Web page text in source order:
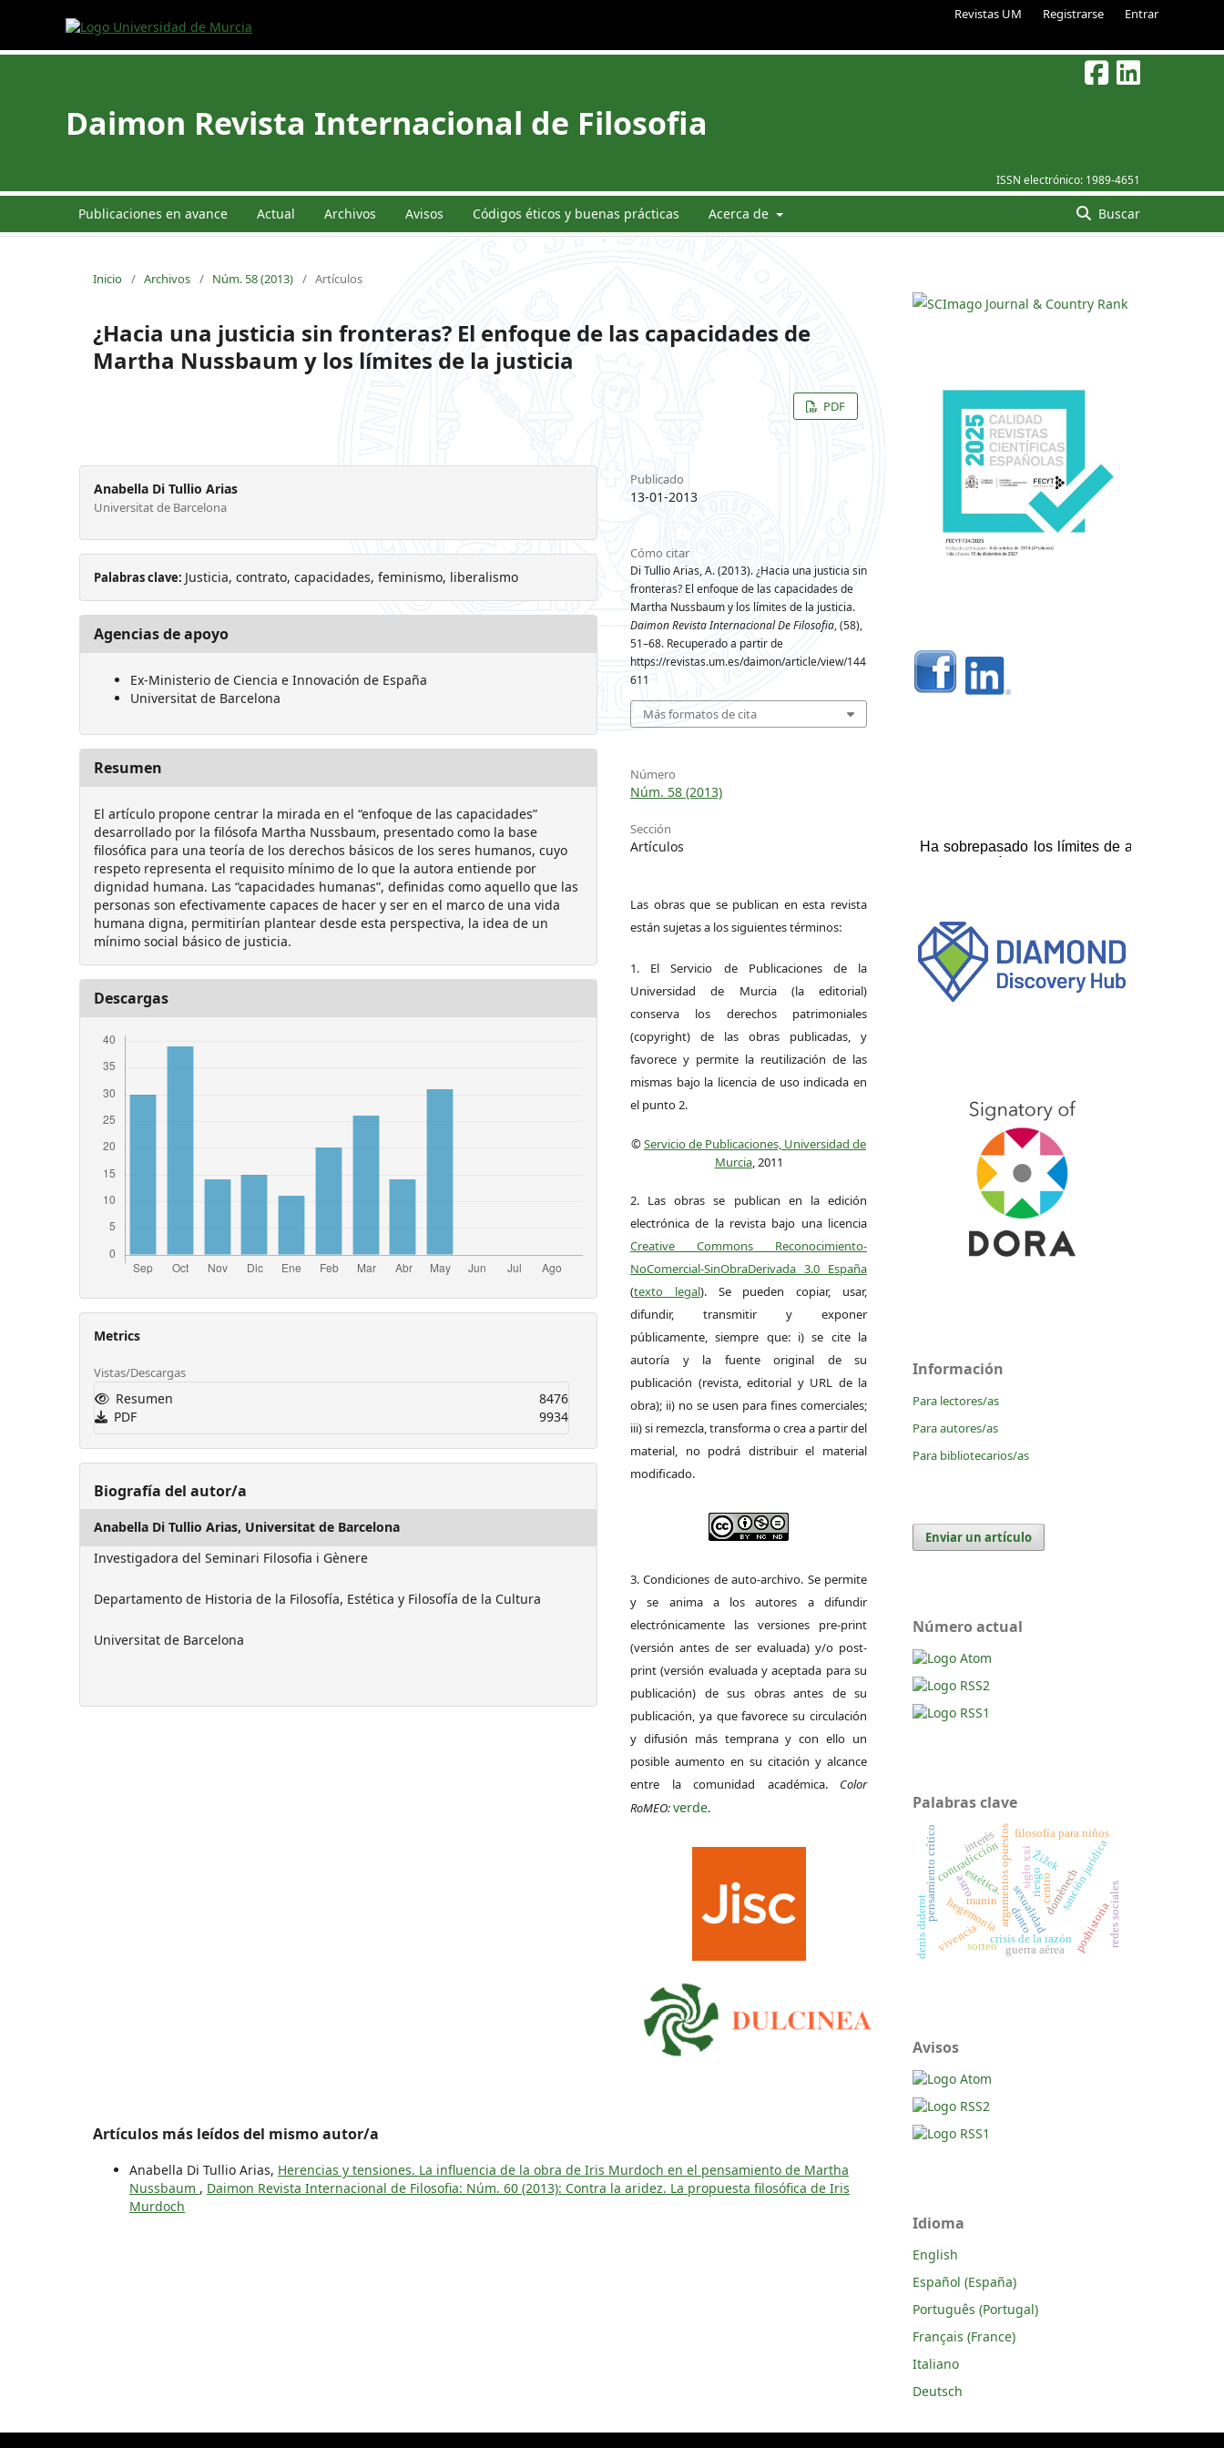
Revistas UM Registrarse Entrar
ISSN electrónico: 1989-4651
Daimon Revista Internacional de Filosofia
Publicaciones en avance Actual Archivos Avisos Códigos éticos y buenas prácticas Acerca de Buscar
Inicio / Archivos / Núm. 58 (2013) / Artículos
¿Hacia una justicia sin fronteras? El enfoque de las capacidades de
Martha Nussbaum y los límites de la justicia
PDF
Anabella Di Tullio Arias
Universitat de Barcelona
Palabras clave: Justicia, contrato, capacidades, feminismo, liberalismo
Agencias de apoyo
Ex-Ministerio de Ciencia e Innovación de España
Universitat de Barcelona
Resumen
El artículo propone centrar la mirada en el “enfoque de las capacidades”
desarrollado por la filósofa Martha Nussbaum, presentado como la base
filosófica para una teoría de los derechos básicos de los seres humanos, cuyo
respeto representa el requisito mínimo de lo que la autora entiende por
dignidad humana. Las “capacidades humanas”, definidas como aquello que las
personas son efectivamente capaces de hacer y ser en el marco de una vida
humana digna, permitirían plantear desde esta perspectiva, la idea de un
mínimo social básico de justicia.
Descargas
Metrics
Vistas/Descargas
Resumen
8476
PDF
9934
Biografía del autor/a
Anabella Di Tullio Arias, Universitat de Barcelona
Investigadora del Seminari Filosofia i Gènere
Departamento de Historia de la Filosofía, Estética y Filosofía de la Cultura
Universitat de Barcelona
Publicado
13-01-2013
Cómo citar
Di Tullio Arias, A. (2013). ¿Hacia una justicia sin
fronteras? El enfoque de las capacidades de
Martha Nussbaum y los límites de la justicia.
Daimon Revista Internacional De Filosofia, (58),
51–68. Recuperado a partir de
https://revistas.um.es/daimon/article/view/144
611
Más formatos de cita
Número
Núm. 58 (2013)
Sección
Artículos
Las obras que se publican en esta revista
están sujetas a los siguientes términos:
1. El Servicio de Publicaciones de la
Universidad de Murcia (la editorial)
conserva los derechos patrimoniales
(copyright) de las obras publicadas, y
favorece y permite la reutilización de las
mismas bajo la licencia de uso indicada en
el punto 2.
©Servicio de Publicaciones, Universidad de
Murcia, 2011
2. Las obras se publican en la edición
electrónica de la revista bajo una licencia
Creative Commons Reconocimiento-
NoComercial-SinObraDerivada 3.0 España
(texto legal). Se pueden copiar, usar,
difundir, transmitir y exponer
públicamente, siempre que: i) se cite la
autoría y la fuente original de su
publicación (revista, editorial y URL de la
obra); ii) no se usen para fines comerciales;
iii) si remezcla, transforma o crea a partir del
material, no podrá distribuir el material
modificado.
3. Condiciones de auto-archivo. Se permite
y se anima a los autores a difundir
electrónicamente las versiones pre-print
(versión antes de ser evaluada) y/o post-
print (versión evaluada y aceptada para su
publicación) de sus obras antes de su
publicación, ya que favorece su circulación
y difusión más temprana y con ello un
posible aumento en su citación y alcance
entre la comunidad académica. Color
RoMEO:verde.
Artículos más leídos del mismo autor/a
Anabella Di Tullio Arias, Herencias y tensiones. La influencia de la obra de Iris Murdoch en el pensamiento de Martha
Nussbaum , Daimon Revista Internacional de Filosofia: Núm. 60 (2013): Contra la aridez. La propuesta filosófica de Iris
Murdoch
Información
Para lectores/as
Para autores/as
Para bibliotecarios/as
Enviar un artículo
Número actual
Palabras clave
sexualidad
argumentos opuestos domènech
crisis de la razón
Žižek
hegemonía
estética. sanción jurídica
siglo xxi
filosofía para niños
contradicción
interés
poshistoriaredes sociales
pensamiento crítico manin
vivencia
astro
sorteo
riesgocentro
denis diderot danto
guerra aérea
Avisos
Idioma
English
Español (España)
Português (Portugal)
Français (France)
Italiano
Deutsch